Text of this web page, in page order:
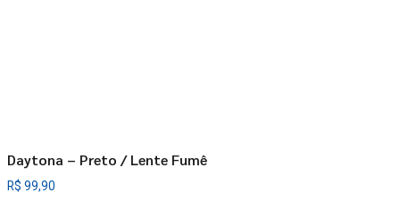
Daytona – Preto / Lente Fumê
R$ 99,90